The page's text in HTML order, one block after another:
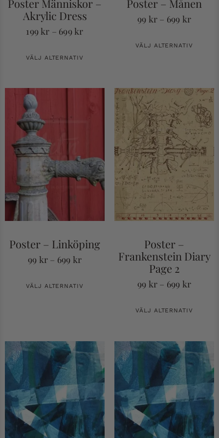
Poster Människor –
Akrylic Dress
199kr – 699kr
VÄLJ ALTERNATIV
Poster – Månen
99 kr – 699 kr
VÄLJ ALTERNATIV
Poster – Linköping
99 kr – 699 kr
VÄLJ ALTERNATIV
Poster –
Frankenstein Diary
Page 2
99 kr – 699 kr
VÄLJ ALTERNATIV